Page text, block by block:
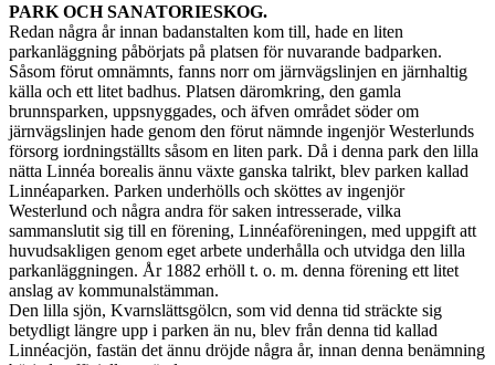
PARK OCH SANATORIESKOG.
Redan några år innan badanstalten kom till, hade en liten
parkanläggning påbörjats på platsen för nuvarande badparken.
Såsom förut omnämnts, fanns norr om järnvägslinjen en järnhaltig
källa och ett litet badhus. Platsen däromkring, den gamla
brunnsparken, uppsnyggades, och äfven området söder om
järnvägslinjen hade genom den förut nämnde ingenjör Westerlunds
försorg iordningställts såsom en liten park. Då i denna park den lilla
nätta Linnéa borealis ännu växte ganska talrikt, blev parken kallad
Linnéaparken. Parken underhölls och sköttes av ingenjör
Westerlund och några andra för saken intresserade, vilka
sammanslutit sig till en förening, Linnéaföreningen, med uppgift att
huvudsakligen genom eget arbete underhålla och utvidga den lilla
parkanläggningen. År 1882 erhöll t. o. m. denna förening ett litet
anslag av kommunalstämman.
Den lilla sjön, Kvarnslättsgölcn, som vid denna tid sträckte sig
betydligt längre upp i parken än nu, blev från denna tid kallad
Linnéacjön, fastän det ännu dröjde några år, innan denna benämning